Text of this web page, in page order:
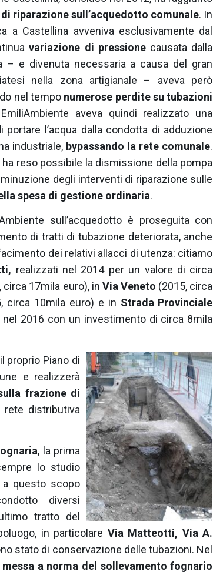
riparazione sull’acquedotto comunale. In
a Castellina avveniva esclusivamente dal
variazione di pressionecausata dalla
– e divenuta necessaria a causa del gran
nella zona artigianale – aveva però
nel tempo numerose perdite su tubazioni
aveva quindi realizzato una
l’acqua dalla condotta di adduzione
industriale, bypassando la rete comunale.
ha reso possibile la dismissione della pompa
degli interventi di riparazione sulle
spesa di gestione ordinaria.
sull’acquedotto è proseguita con
di tratti di tubazione deteriorata, anche
dei relativi allacci di utenza: citiamo
realizzati nel 2014 per un valore di circa
circa 17mila euro), in Via Veneto (2015, circa
circa 10mila euro) e in Strada Provinciale
nel 2016 con un investimento di circa 8mila
proprio Piano di
e realizzerà
frazione di
rete distributiva
, la prima
lo studio
a questo scopo
diversi
tratto del
in particolare Via Matteotti, Via A.
stato di conservazione delle tubazioni. Nel
messa a norma del sollevamento fognario